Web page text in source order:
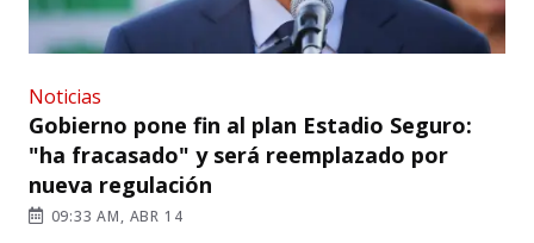
Noticias
Gobierno pone fin al plan Estadio Seguro:
"ha fracasado" y será reemplazado por
nueva regulación
09:33 AM, ABR 14